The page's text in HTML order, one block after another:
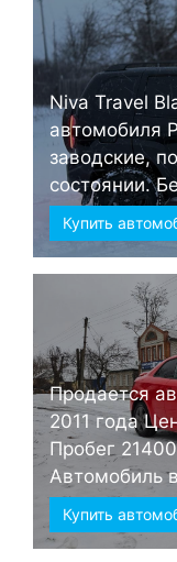
Niva Travel
автомобиля
заводские,
состоянии.
Купить
Продается
2011 года
Пробег
Автомобиль
Купить